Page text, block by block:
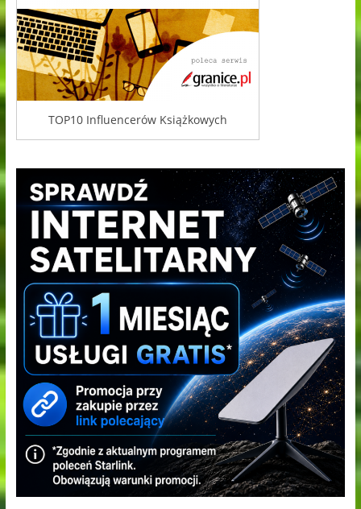
TOP10 Influencerów Książkowych